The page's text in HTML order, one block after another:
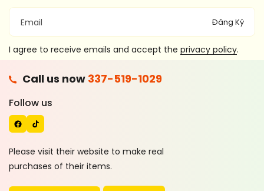
Email Đăng Ký
I agree to receive emails and accept the privacy policy.
Call us now 337-519-1029
Follow us
C
E
B
O
O
T
I
K
T
O
K
Please visit their website to make real
purchases of their items.